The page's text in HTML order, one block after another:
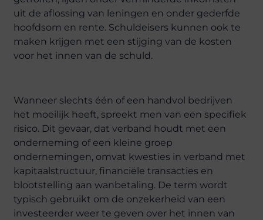
uit de aflossing van leningen en onder gederfde
hoofdsom en rente. Schuldeisers kunnen ook te
maken krijgen met een stijging van de kosten
voor het innen van de schuld.
Wanneer slechts één of een handvol bedrijven
het moeilijk heeft, spreekt men van een specifiek
risico. Dit gevaar, dat verband houdt met een
onderneming of een kleine groep
ondernemingen, omvat kwesties in verband met
kapitaalstructuur, financiële transacties en
blootstelling aan wanbetaling. De term wordt
typisch gebruikt om de onzekerheid van een
investeerder weer te geven over het innen van